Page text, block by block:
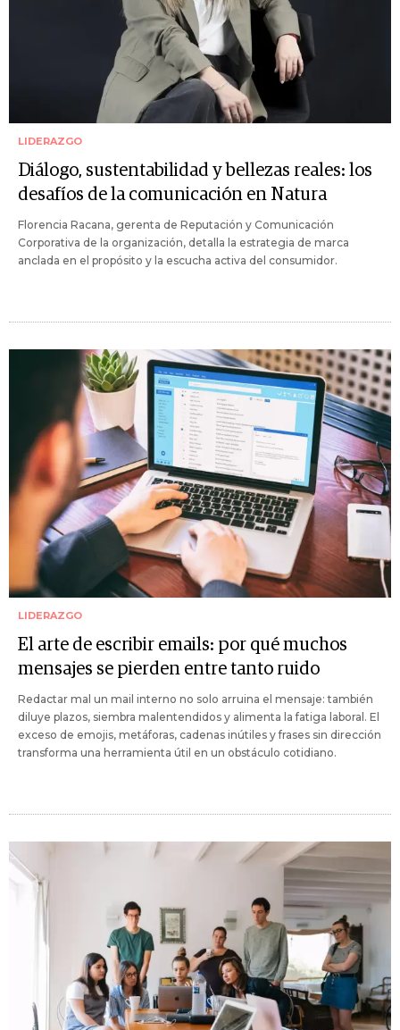
LIDERAZGO
Diálogo, sustentabilidad y bellezas reales: los
desafíos de la comunicación en Natura
Florencia Racana, gerenta de Reputación y Comunicación
Corporativa de la organización, detalla la estrategia de marca
anclada en el propósito y la escucha activa del consumidor.
LIDERAZGO
El arte de escribir emails: por qué muchos
mensajes se pierden entre tanto ruido
Redactar mal un mail interno no solo arruina el mensaje: también
diluye plazos, siembra malentendidos y alimenta la fatiga laboral. El
exceso de emojis, metáforas, cadenas inútiles y frases sin dirección
transforma una herramienta útil en un obstáculo cotidiano.